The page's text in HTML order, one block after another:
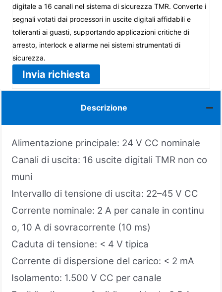
digitale a 16 canali nel sistema di sicurezza TMR. Converte i
segnali votati dai processori in uscite digitali affidabili e
tolleranti ai guasti, supportando applicazioni critiche di
arresto, interlock e allarme nei sistemi strumentati di
sicurezza.
Invia richiesta
Descrizione
Alimentazione principale: 24 V CC nominale
Canali di uscita: 16 uscite digitali TMR non co
muni
Intervallo di tensione di uscita: 22–45 V CC
Corrente nominale: 2 A per canale in continu
o, 10 A di sovracorrente (10 ms)
Caduta di tensione: < 4 V tipica
Corrente di dispersione del carico: < 2 mA
Isolamento: 1.500 V CC per canale